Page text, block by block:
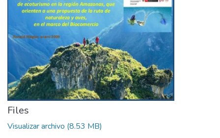
Files
Visualizar archivo (8.53 MB)